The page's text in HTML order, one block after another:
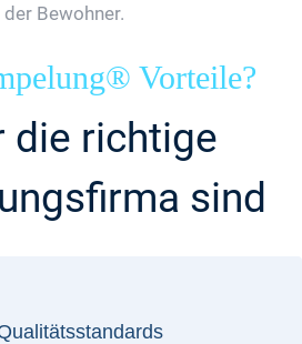
Bewohner.
Vorteile?
die richtige
sind